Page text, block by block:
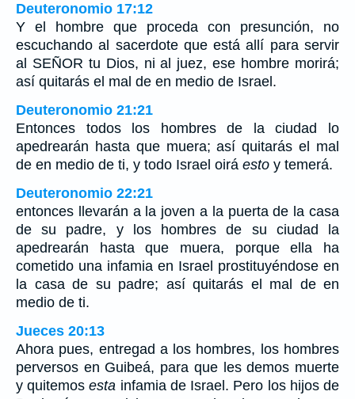
Deuteronomio 17:12
Y el hombre que proceda con presunción, no
escuchando al sacerdote que está allí para servir
al SEÑOR tu Dios, ni al juez, ese hombre morirá;
así quitarás el mal de en medio de Israel.
Deuteronomio 21:21
Entonces todos los hombres de la ciudad lo
apedrearán hasta que muera; así quitarás el mal
de en medio de ti, y todo Israel oirá esto y temerá.
Deuteronomio 22:21
entonces llevarán a la joven a la puerta de la casa
de su padre, y los hombres de su ciudad la
apedrearán hasta que muera, porque ella ha
cometido una infamia en Israel prostituyéndose en
la casa de su padre; así quitarás el mal de en
medio de ti.
Jueces 20:13
Ahora pues, entregad a los hombres, los hombres
perversos en Guibeá, para que les demos muerte
y quitemosesta infamia de Israel. Pero los hijos de